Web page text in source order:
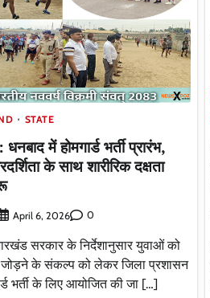
STATE
में होमगार्ड भर्ती प्रारंभ,
के साथ शारीरिक दक्षता
April 6, 2026 0
सरकार के निर्देशानुसार युवाओं को
जोड़ने के संकल्प को लेकर जिला प्रशासन
भर्ती के लिए आयोजित की जा […]